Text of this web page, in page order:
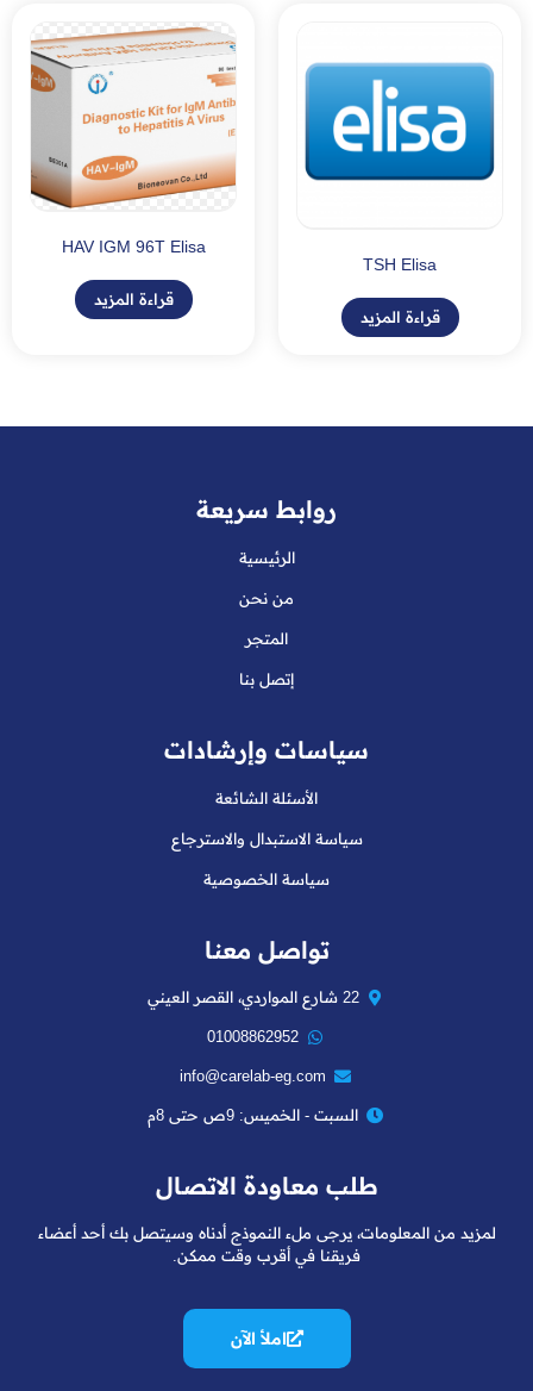
TSH Elisa
قراءة المزيد
HAV IGM 96T Elisa
قراءة المزيد
روابط سريعة
الرئيسية
من نحن
المتجر
إتصل بنا
سياسات وإرشادات
الأسئلة الشائعة
سياسة الاستبدال والاسترجاع
سياسة الخصوصية
تواصل معنا
22 شارع المواردي، القصر العيني
01008862952
info@carelab-eg.com
السبت - الخميس: 9ص حتى 8م
طلب معاودة الاتصال
لمزيد من المعلومات، يرجى ملء النموذج أدناه وسيتصل بك أحد أعضاء
فريقنا في أقرب وقت ممكن.
املأ الآن